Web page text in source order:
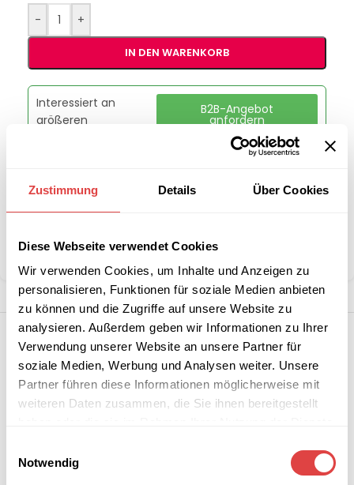
Zustimmung Details Über Cookies
Diese Webseite verwendet Cookies
Wir verwenden Cookies, um Inhalte und Anzeigen zu
personalisieren, Funktionen für soziale Medien anbieten
zu können und die Zugriffe auf unsere Website zu
analysieren. Außerdem geben wir Informationen zu Ihrer
Verwendung unserer Website an unsere Partner für
soziale Medien, Werbung und Analysen weiter. Unsere
Partner führen diese Informationen möglicherweise mit
weiteren Daten zusammen, die Sie ihnen bereitgestellt
Notwendig
- +
IN DEN WARENKORB
Interessiert an
größeren
B2B-Angebot
anfordern
Artikelnummer:
GU3060SC
Kategorie: Schürzen & Vorbinder